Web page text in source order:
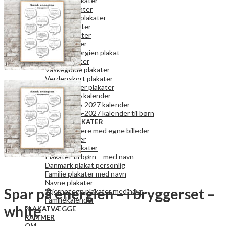
Kunst plakater
Mor og Far plakater
Natur plakater
Retro plakater
Rum plakater
Spar på energien plakat
Teen plakater
Vaskeguide plakater
Verdenskort plakater
Vægkalender plakater
2026 kalender
2026-2027 kalender
2026-2027 kalender til børn
PERSONLIGE PLAKATER
Fotokalendere med egne billeder
Fotoplakater
Bogstavplakater
Plakater til børn – med navn
Danmark plakat personlig
Familie plakater med navn
Navne plakater
Stjernetegn plakater med navn
Familiekalender
PLAKATVÆGGE
RAMMER
Spar på energien – i bryggerset –
white